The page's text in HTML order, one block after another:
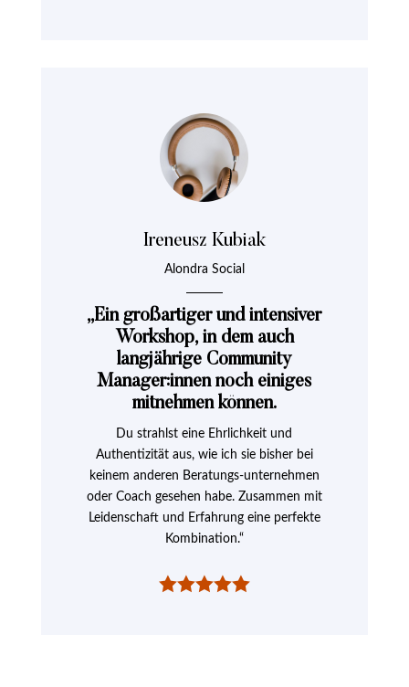
Ireneusz Kubiak
Alondra Social
„Ein großartiger und intensiver
Workshop, in dem auch
langjährige Community
Manager:innen noch einiges
mitnehmen können.
Du strahlst eine Ehrlichkeit und
Authentizität aus, wie ich sie bisher bei
keinem anderen Beratungs-unternehmen
oder Coach gesehen habe. Zusammen mit
Leidenschaft und Erfahrung eine perfekte
Kombination.“